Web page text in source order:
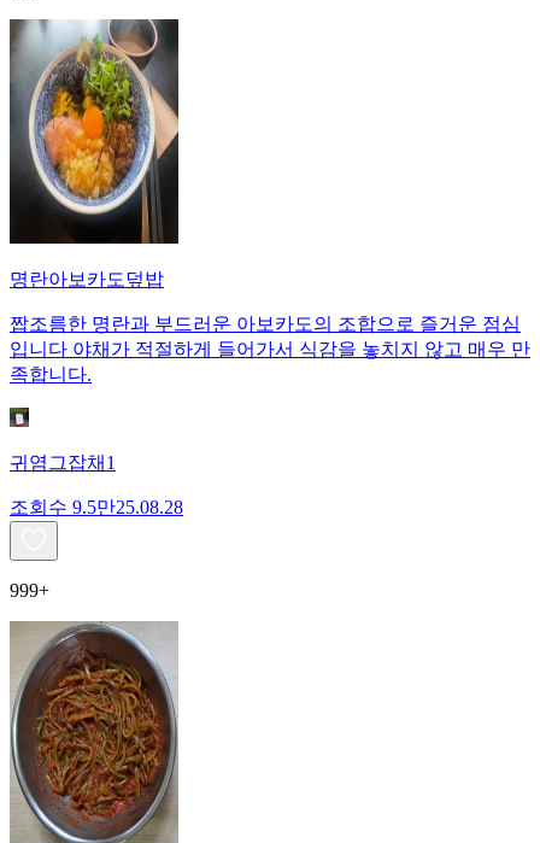
명란아보카도덮밥
짭조름한 명란과 부드러운 아보카도의 조합으로 즐거운 점심
입니다 야채가 적절하게 들어가서 식감을 놓치지 않고 매우 만
족합니다.
귀염그잡채1
조회수 9.5만25.08.28
999+